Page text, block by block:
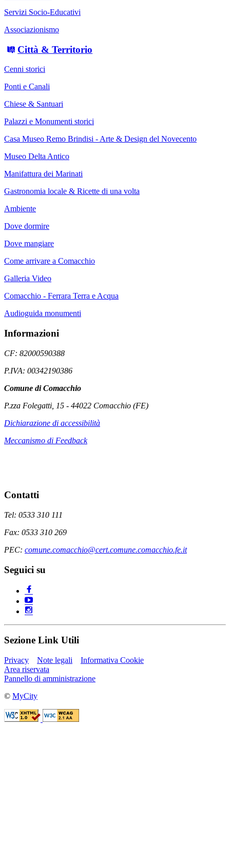
Servizi Socio-Educativi
Associazionismo
Città & Territorio
Cenni storici
Ponti e Canali
Chiese & Santuari
Palazzi e Monumenti storici
Casa Museo Remo Brindisi - Arte & Design del Novecento
Museo Delta Antico
Manifattura dei Marinati
Gastronomia locale & Ricette di una volta
Ambiente
Dove dormire
Dove mangiare
Come arrivare a Comacchio
Galleria Video
Comacchio - Ferrara Terra e Acqua
Audioguida monumenti
Informazioni
CF: 82000590388
P.IVA: 00342190386
Comune di Comacchio
P.zza Folegatti, 15 - 44022 Comacchio (FE)
Dichiarazione di accessibilità
Meccanismo di Feedback
Contatti
Tel: 0533 310 111
Fax: 0533 310 269
PEC: comune.comacchio@cert.comune.comacchio.fe.it
Seguici su
Sezione Link Utili
Privacy Note legali
Informativa Cookie
Area riservata
Pannello di amministrazione
© MyCity